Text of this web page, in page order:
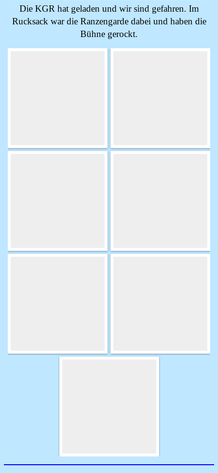
Die KGR hat geladen und wir sind gefahren. Im
Rucksack war die Ranzengarde dabei und haben die
Bühne gerockt.